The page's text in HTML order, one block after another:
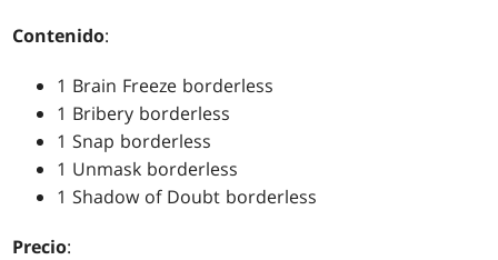
Contenido:
1 Brain Freeze borderless
1 Bribery borderless
1 Snap borderless
1 Unmask borderless
1 Shadow of Doubt borderless
Precio: